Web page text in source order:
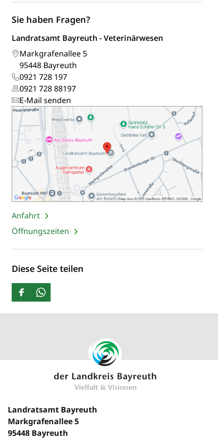
Sie haben Fragen?
Landratsamt Bayreuth - Veterinärwesen
Markgrafenallee 5
95448 Bayreuth
0921 728 197
0921 728 88197
E-Mail senden
Anfahrt
Öffnungszeiten
Diese Seite teilen
Landratsamt Bayreuth
Markgrafenallee 5
95448 Bayreuth